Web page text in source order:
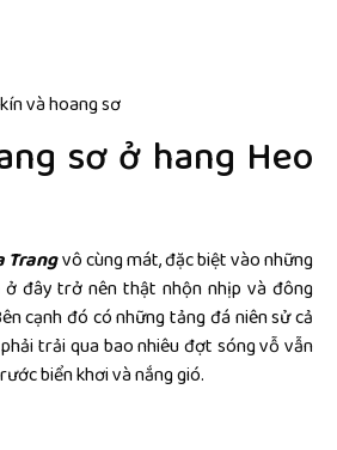
và hoang sơ
sơ ở hang Heo
Trangvô cùng mát, đặc biệt vào những
đây trở nên thật nhộn nhịp và đông
cạnh đó có những tảng đá niên sử cả
trải qua bao nhiêu đợt sóng vỗ vẫn
biển khơi và nắng gió.